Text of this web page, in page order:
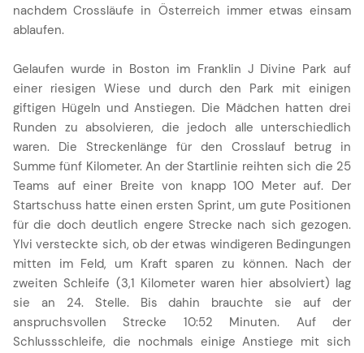
nachdem Crossläufe in Österreich immer etwas einsam
ablaufen.
Gelaufen wurde in Boston im Franklin J Divine Park auf
einer riesigen Wiese und durch den Park mit einigen
giftigen Hügeln und Anstiegen. Die Mädchen hatten drei
Runden zu absolvieren, die jedoch alle unterschiedlich
waren. Die Streckenlänge für den Crosslauf betrug in
Summe fünf Kilometer. An der Startlinie reihten sich die 25
Teams auf einer Breite von knapp 100 Meter auf. Der
Startschuss hatte einen ersten Sprint, um gute Positionen
für die doch deutlich engere Strecke nach sich gezogen.
Ylvi versteckte sich, ob der etwas windigeren Bedingungen
mitten im Feld, um Kraft sparen zu können. Nach der
zweiten Schleife (3,1 Kilometer waren hier absolviert) lag
sie an 24. Stelle. Bis dahin brauchte sie auf der
anspruchsvollen Strecke 10:52 Minuten. Auf der
Schlussschleife, die nochmals einige Anstiege mit sich